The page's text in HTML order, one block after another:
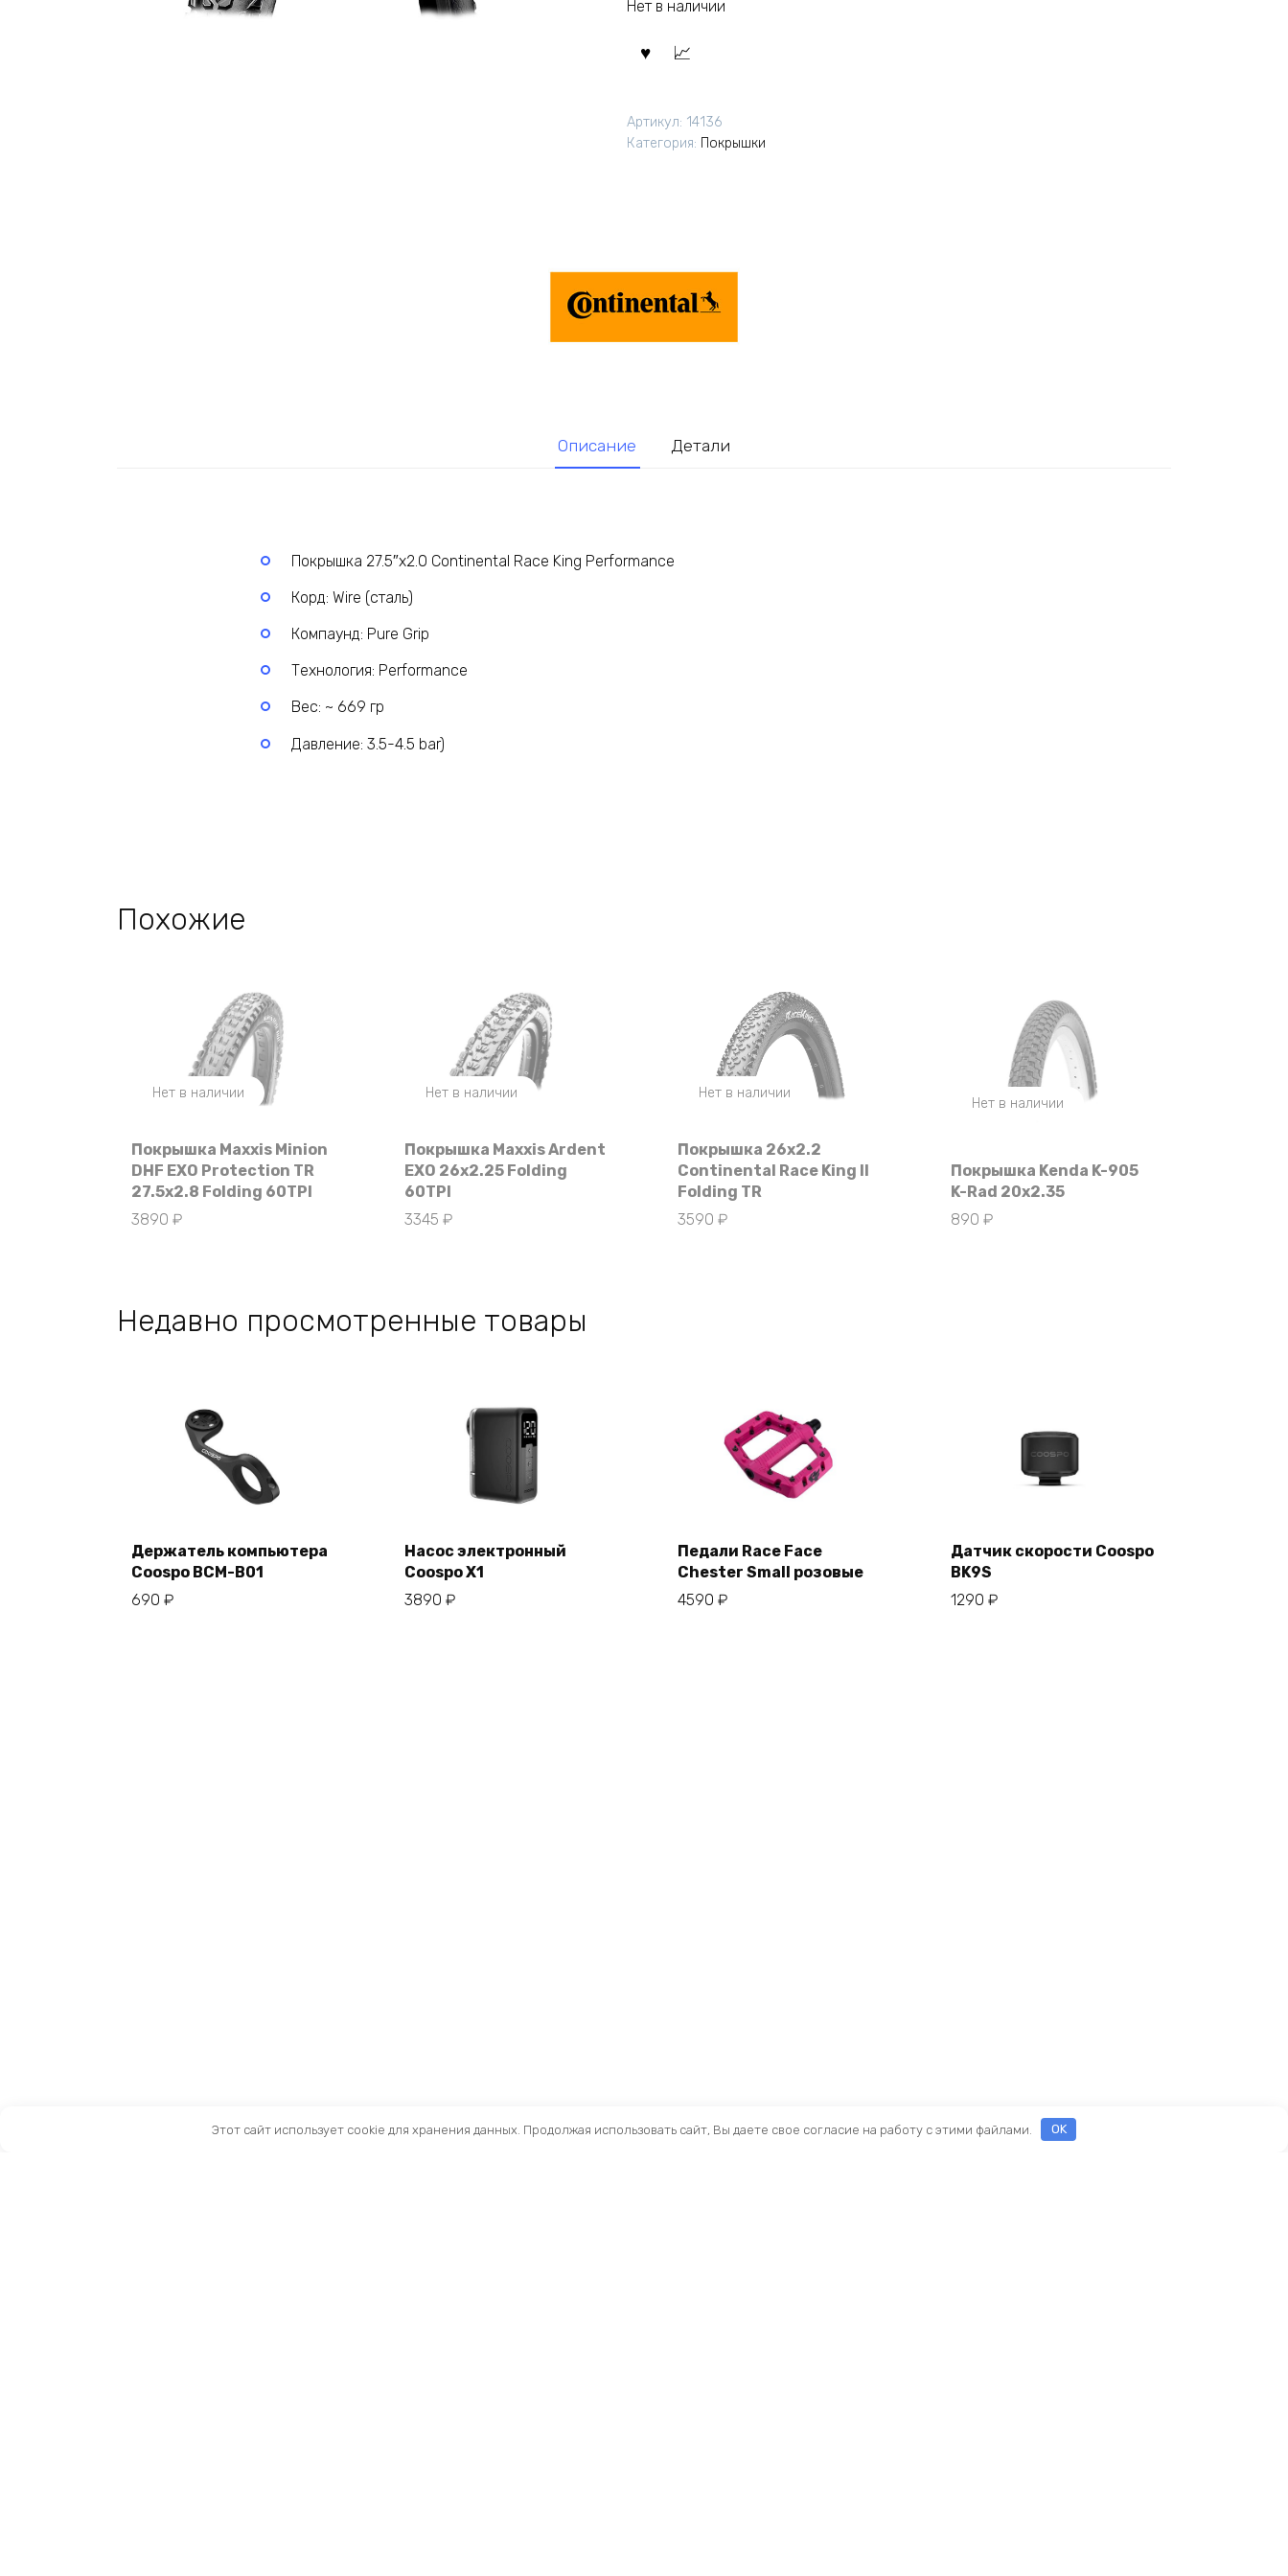
Нет в наличии
Артикул: 14136
Категория: Покрышки
Описание Детали
Покрышка 27.5″х2.0 Continental Race King Performance
Корд: Wire (сталь)
Компаунд: Pure Grip
Технология: Performance
Вес: ~ 669 гр
Давление: 3.5-4.5 bar)
Похожие
Нет в наличии
Покрышка Maxxis Minion
DHF EXO Protection TR
27.5х2.8 Folding 60TPI
3890 ₽
Нет в наличии
Покрышка Maxxis Ardent
EXO 26х2.25 Folding
60TPI
3345 ₽
Нет в наличии
Покрышка 26х2.2
Continental Race King II
Folding TR
3590 ₽
Нет в наличии
Покрышка Kenda K-905
K-Rad 20х2.35
890 ₽
Недавно просмотренные товары
Держатель компьютера
Coospo BCM-B01
690 ₽
Насос электронный
Coospo X1
3890 ₽
Педали Race Face
Chester Small розовые
4590 ₽
Датчик скорости Coospo
BK9S
1290 ₽
Этот сайт использует cookie для хранения данных. Продолжая использовать сайт, Вы даете свое согласие на работу с этими файлами. OK